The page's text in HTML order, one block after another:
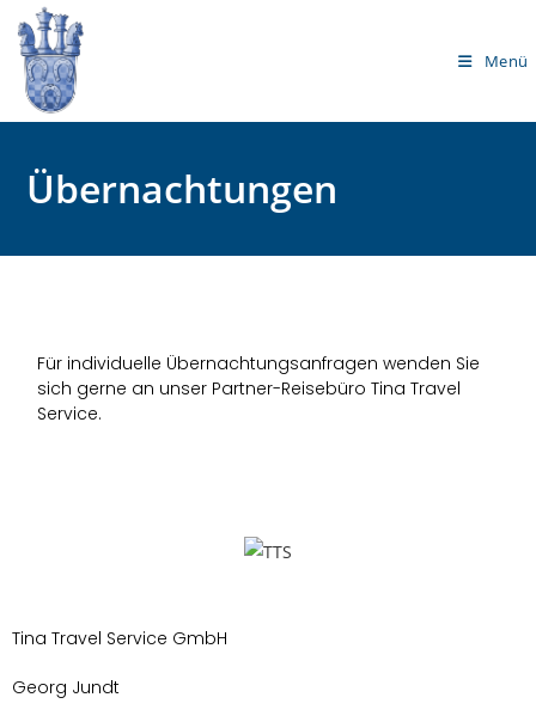
Menü
Übernachtungen
Für individuelle Übernachtungsanfragen wenden Sie
sich gerne an unser Partner-Reisebüro Tina Travel
Service.
Tina Travel Service GmbH
Georg Jundt